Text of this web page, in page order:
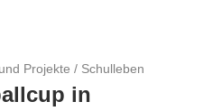
Projekte / Schulleben
in